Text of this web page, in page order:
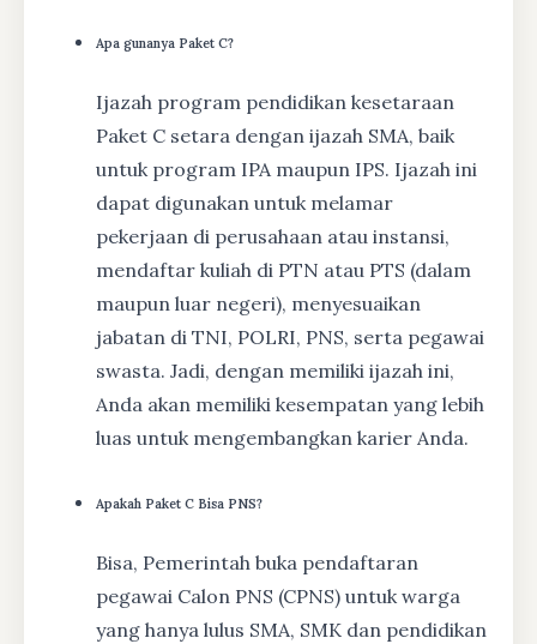
Apa gunanya Paket C?
Ijazah program pendidikan kesetaraan
Paket C setara dengan ijazah SMA, baik
untuk program IPA maupun IPS. Ijazah ini
dapat digunakan untuk melamar
pekerjaan di perusahaan atau instansi,
mendaftar kuliah di PTN atau PTS (dalam
maupun luar negeri), menyesuaikan
jabatan di TNI, POLRI, PNS, serta pegawai
swasta. Jadi, dengan memiliki ijazah ini,
Anda akan memiliki kesempatan yang lebih
luas untuk mengembangkan karier Anda.
Apakah Paket C Bisa PNS?
Bisa, Pemerintah buka pendaftaran
pegawai Calon PNS (CPNS) untuk warga
yang hanya lulus SMA, SMK dan pendidikan